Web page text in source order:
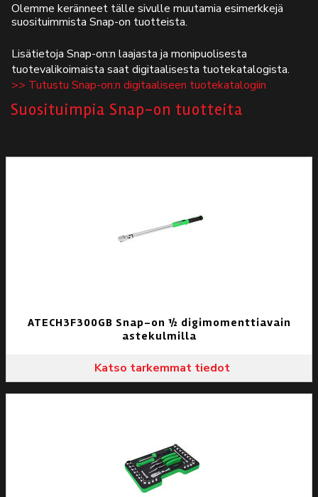
Autofrontal
Yhteystiedot
Olemme keränneet tälle sivulle muutamia esimerkkejä
suosituimmista Snap-on tuotteista.
Lisätietoja Snap-on:n laajasta ja monipuolisesta
tuotevalikoimaista saat digitaalisesta tuotekatalogista.
>> Tutustu Snap-on:n digitaaliseen tuotekatalogiin
Suosituimpia Snap-on tuotteita
ATECH3F300GB Snap-on ½ digimomenttiavain
astekulmilla
Katso tarkemmat tiedot